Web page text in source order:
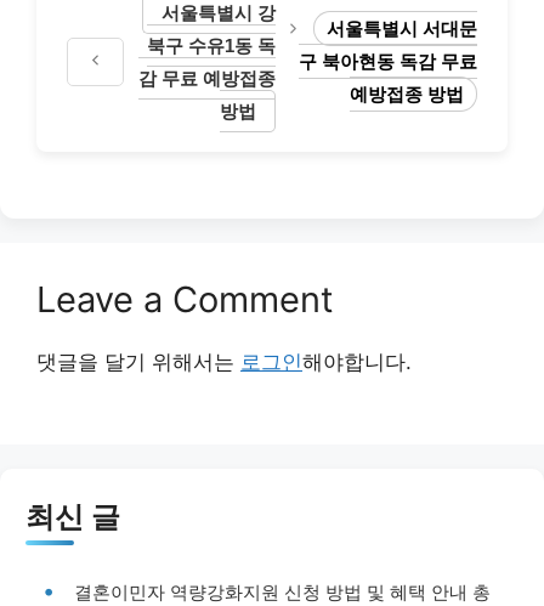
서울특별시 강
북구 수유1동 독
감 무료 예방접종
방법
서울특별시 서대문
구 북아현동 독감 무료
예방접종 방법
Leave a Comment
댓글을 달기 위해서는 로그인해야합니다.
최신 글
결혼이민자 역량강화지원 신청 방법 및 혜택 안내 총